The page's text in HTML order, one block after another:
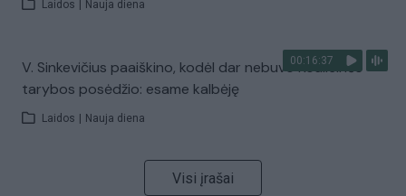
Laidos Nauja diena
00:16:37
V. Sinkevičius paaiškino, kodėl dar nebuvo Koalicinės
tarybos posėdžio: esame kalbėję
Laidos Nauja diena
Visi įrašai